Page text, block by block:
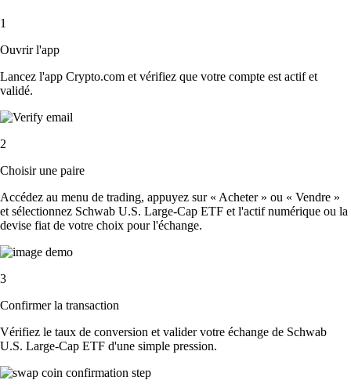
1
Ouvrir l'app
Lancez l'app Crypto.com et vérifiez que votre compte est actif et
validé.
2
Choisir une paire
Accédez au menu de trading, appuyez sur « Acheter » ou « Vendre »
et sélectionnez Schwab U.S. Large-Cap ETF et l'actif numérique ou la
devise fiat de votre choix pour l'échange.
3
Confirmer la transaction
Vérifiez le taux de conversion et valider votre échange de Schwab
U.S. Large-Cap ETF d'une simple pression.